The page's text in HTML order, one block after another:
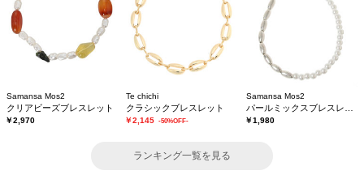
Samansa Mos2
クリアビーズブレスレット
￥2,970
Te chichi
クラシックブレスレット
￥2,145 -50%OFF-
Samansa Mos2
￥1,980
ランキング一覧を見る